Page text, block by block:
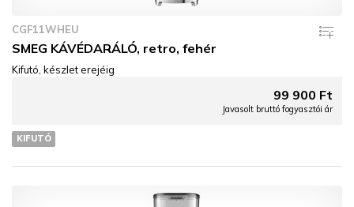
CGF11WHEU
SMEG KÁVÉDARÁLÓ, retro, fehér
Kifutó, készlet erejéig
99 900 Ft
Javasolt bruttó fogyasztói ár
KIFUTÓ